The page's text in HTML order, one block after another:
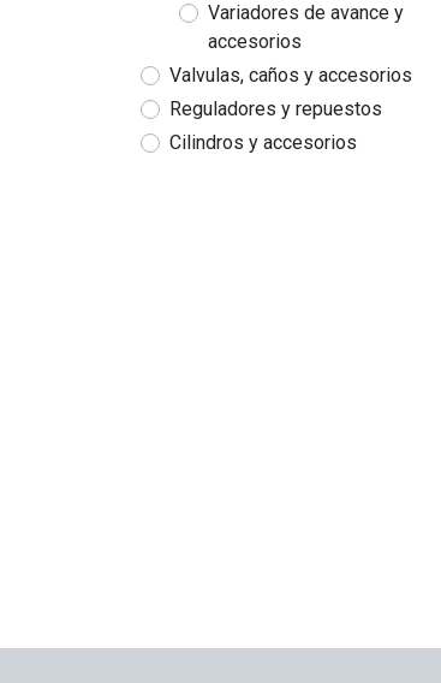
Variadores de avance y
accesorios
Valvulas, caños y accesorios
Reguladores y repuestos
Cilindros y accesorios